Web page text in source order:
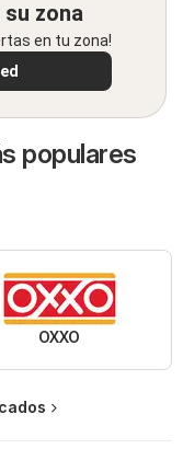
zona
en tu zona!
populares
OXXO